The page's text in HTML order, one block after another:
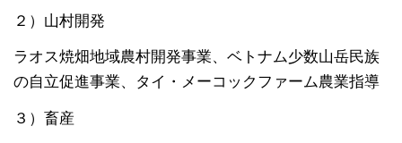
２）山村開発
ラオス焼畑地域農村開発事業、ベトナム少数山岳民族
の自立促進事業、タイ・メーコックファーム農業指導
３）畜産